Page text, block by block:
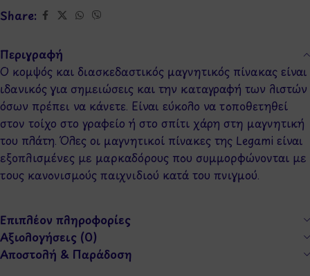
Share:
Περιγραφή
Ο κομψός και διασκεδαστικός μαγνητικός πίνακας είναι
ιδανικός για σημειώσεις και την καταγραφή των λιστών
όσων πρέπει να κάνετε. Είναι εύκολο να τοποθετηθεί
στον τοίχο στο γραφείο ή στο σπίτι χάρη στη μαγνητική
του πλάτη. Όλες οι μαγνητικοί πίνακες της Legami είναι
εξοπλισμένες με μαρκαδόρους που συμμορφώνονται με
τους κανονισμούς παιχνιδιού κατά του πνιγμού.
Επιπλέον πληροφορίες
Αξιολογήσεις (0)
Αποστολή & Παράδοση